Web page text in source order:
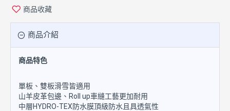
商品收藏
商品介紹
商品特色
單板、雙板滑雪皆適用
山羊皮革包邊、Roll up車縫工藝更加耐用
中層HYDRO-TEX防水膜頂級防水且具透氣性